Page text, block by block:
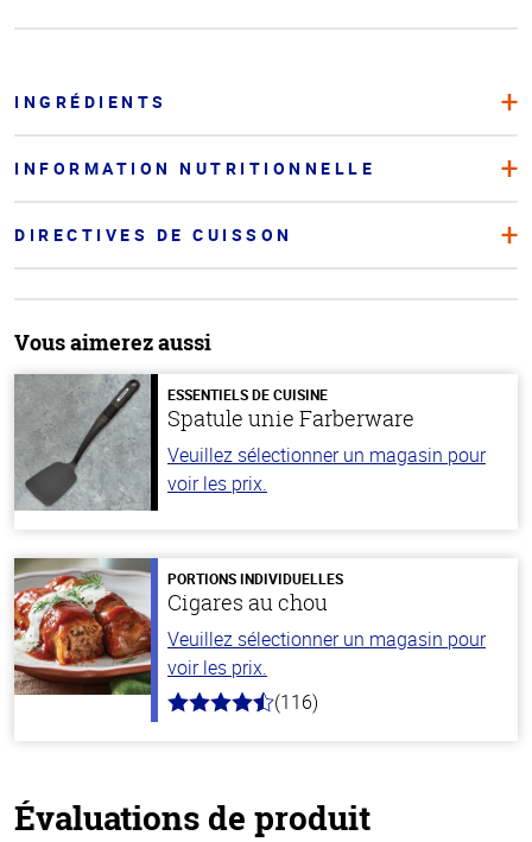
INGRÉDIENTS
INFORMATION NUTRITIONNELLE
DIRECTIVES DE CUISSON
Vous aimerez aussi
ESSENTIELS DE CUISINE
Spatule unie Farberware
Veuillez sélectionner un magasin pour
voir les prix.
PORTIONS INDIVIDUELLES
Cigares au chou
Veuillez sélectionner un magasin pour
voir les prix.
4.2
(116)
Évaluations de produit